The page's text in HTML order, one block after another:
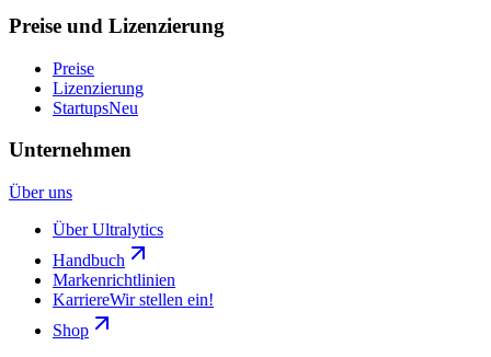
Preise und Lizenzierung
Preise
Lizenzierung
StartupsNeu
Unternehmen
Über uns
Über Ultralytics
Handbuch
Markenrichtlinien
KarriereWir stellen ein!
Shop